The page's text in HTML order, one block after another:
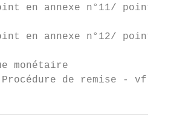
en annexe n°11/ point
en annexe n°12/ point
monétaire
- Procédure de remise